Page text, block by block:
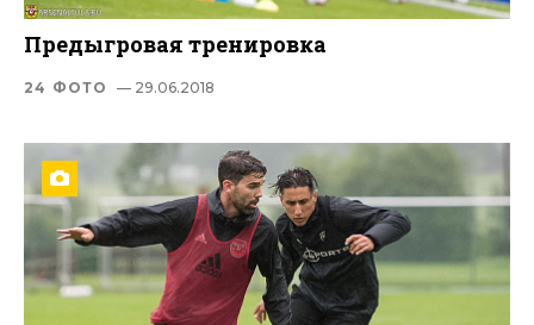
Предыгровая тренировка
24 ФОТО — 29.06.2018